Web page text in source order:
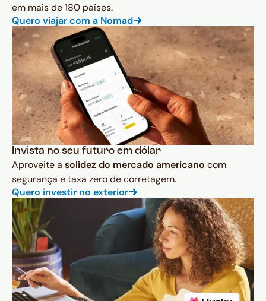
em mais de 180 países.
Quero viajar com a Nomad
Invista no seu futuro em dólar
Aproveite a solidez do mercado americano com
segurança e taxa zero de corretagem.
Quero investir no exterior